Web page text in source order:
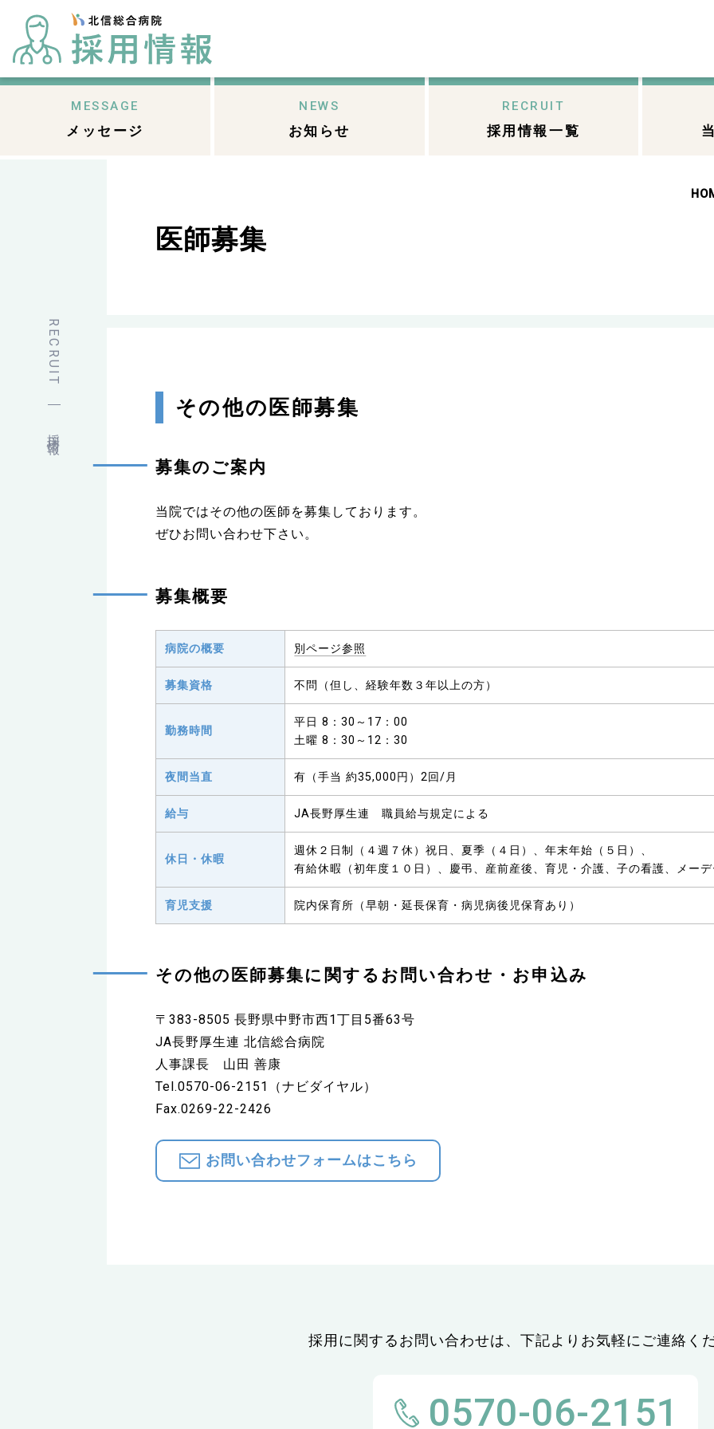
MESSAGE
メッセージ
NEWS
お知らせ
RECRUIT
採用情報一覧
RECRUIT
医師募集
その他の医師募集
募集のご案内
当院ではその他の医師を募集しております。
ぜひお問い合わせ下さい。
募集概要
病院の概要 別ページ参照
募集資格 不問（但し、経験年数３年以上の方）
勤務時間
平日 8：30～17：00
土曜 8：30～12：30
夜間当直 有（手当 約35,000円）2回/月
給与 JA長野厚生連 職員給与規定による
休日・休暇
週休２日制（４週７休）祝日、夏季（４日）、年末年始（５日）、
有給休暇（初年度１０日）、慶弔、産前産後、育児・介護、子の看護、メー
育児支援 院内保育所（早朝・延長保育・病児病後児保育あり）
その他の医師募集に関するお問い合わせ・お申込み
〒383-8505 長野県中野市西1丁目5番63号
JA長野厚生連 北信総合病院
人事課長 山田 善康
Tel.0570-06-2151（ナビダイヤル）
Fax.0269-22-2426
お問い合わせフォームはこちら
採用に関するお問い合わせは、 下記よりお気軽にご連絡く
0570-06-2151